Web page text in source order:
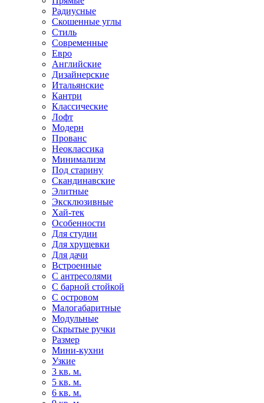
Радиусные
Скошенные углы
Стиль
Современные
Евро
Английские
Дизайнерские
Итальянские
Кантри
Классические
Лофт
Модерн
Прованс
Неоклассика
Минимализм
Под старину
Скандинавские
Элитные
Эксклюзивные
Хай-тек
Особенности
Для студии
Для хрущевки
Для дачи
Встроенные
С антресолями
С барной стойкой
С островом
Малогабаритные
Модульные
Скрытые ручки
Размер
Мини-кухни
Узкие
3 кв. м.
5 кв. м.
6 кв. м.